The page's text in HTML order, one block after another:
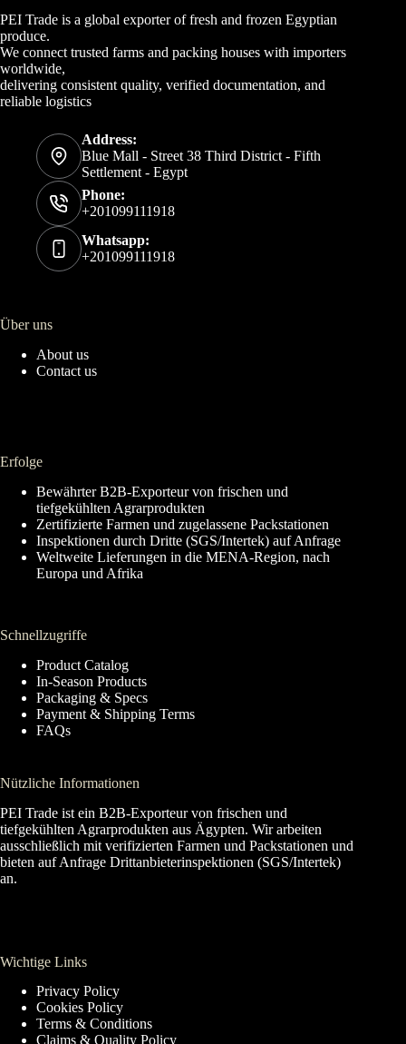
PEI Trade is a global exporter of fresh and frozen Egyptian
produce.
We connect trusted farms and packing houses with importers
worldwide,
delivering consistent quality, verified documentation, and
reliable logistics
Address:
Blue Mall - Street 38 Third District - Fifth
Settlement - Egypt
Phone:
+201099111918
Whatsapp:
+201099111918
Über uns
About us
Contact us
Erfolge
Bewährter B2B-Exporteur von frischen und
tiefgekühlten Agrarprodukten
Zertifizierte Farmen und zugelassene Packstationen
Inspektionen durch Dritte (SGS/Intertek) auf Anfrage
Weltweite Lieferungen in die MENA-Region, nach
Europa und Afrika
Schnellzugriffe
Product Catalog
In-Season Products
Packaging & Specs
Payment & Shipping Terms
FAQs
Nützliche Informationen
PEI Trade ist ein B2B-Exporteur von frischen und
tiefgekühlten Agrarprodukten aus Ägypten. Wir arbeiten
ausschließlich mit verifizierten Farmen und Packstationen und
bieten auf Anfrage Drittanbieterinspektionen (SGS/Intertek)
an.
Wichtige Links
Privacy Policy
Cookies Policy
Terms & Conditions
Claims & Quality Policy